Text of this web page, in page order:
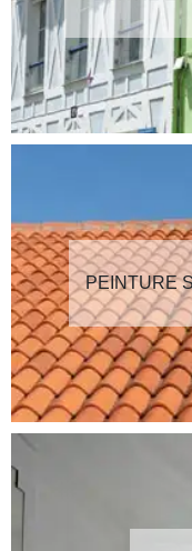
PEINTURE